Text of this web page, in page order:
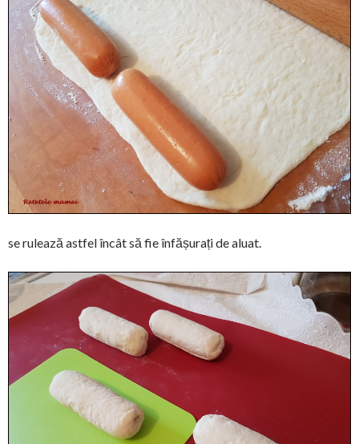
se rulează astfel încât să fie înfășurați de aluat.